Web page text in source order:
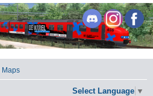
Maps
Select Language ▼